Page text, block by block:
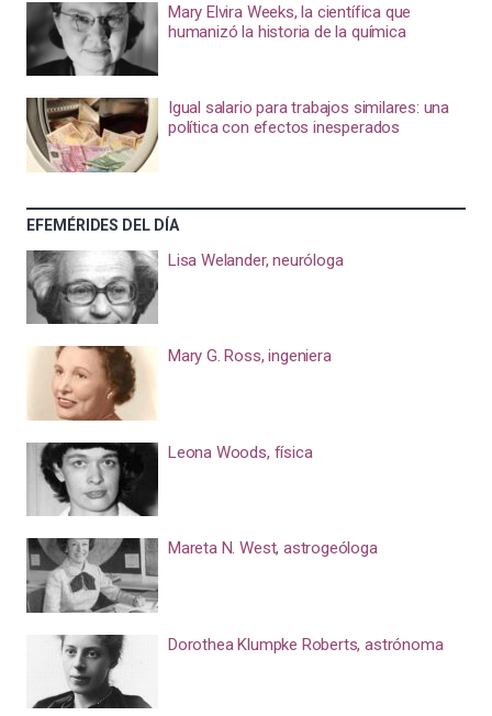
Mary Elvira Weeks, la científica que
humanizó la historia de la química
Igual salario para trabajos similares: una
política con efectos inesperados
EFEMÉRIDES DEL DÍA
Lisa Welander, neuróloga
Mary G. Ross, ingeniera
Leona Woods, física
Mareta N. West, astrogeóloga
Dorothea Klumpke Roberts, astrónoma